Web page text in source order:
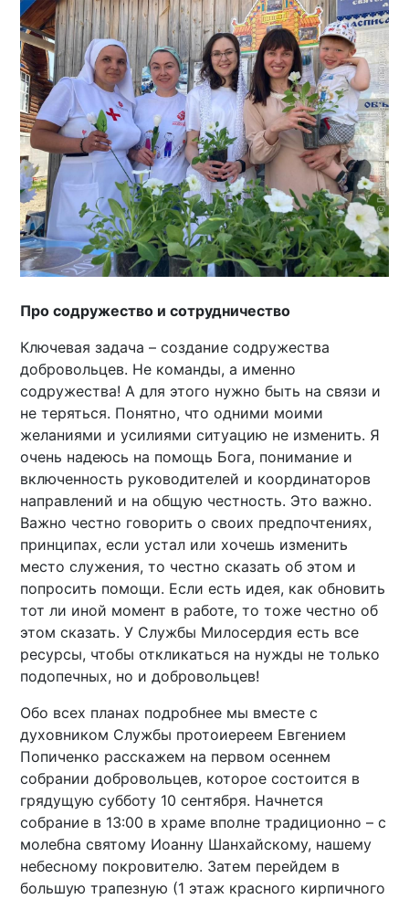
Про содружество и сотрудничество
Ключевая задача – создание содружества
добровольцев. Не команды, а именно
содружества! А для этого нужно быть на связи и
не теряться. Понятно, что одними моими
желаниями и усилиями ситуацию не изменить. Я
очень надеюсь на помощь Бога, понимание и
включенность руководителей и координаторов
направлений и на общую честность. Это важно.
Важно честно говорить о своих предпочтениях,
принципах, если устал или хочешь изменить
место служения, то честно сказать об этом и
попросить помощи. Если есть идея, как обновить
тот ли иной момент в работе, то тоже честно об
этом сказать. У Службы Милосердия есть все
ресурсы, чтобы откликаться на нужды не только
подопечных, но и добровольцев!
Обо всех планах подробнее мы вместе с
духовником Службы протоиереем Евгением
Попиченко расскажем на первом осеннем
собрании добровольцев, которое состоится в
грядущую субботу 10 сентября. Начнется
собрание в 13:00 в храме вполне традиционно – с
молебна святому Иоанну Шанхайскому, нашему
небесному покровителю. Затем перейдем в
большую трапезную (1 этаж красного кирпичного